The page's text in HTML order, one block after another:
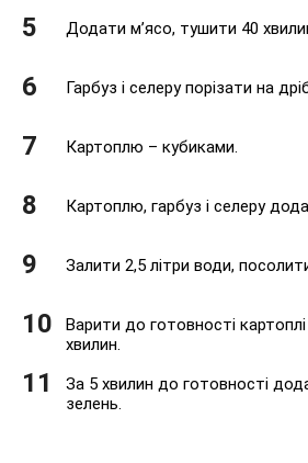
Додати м’ясо, тушити 40
Гарбуз і селеру порізати на
Картоплю – кубиками.
Картоплю, гарбуз і селеру
Залити 2,5 літри води,
Варити до готовності
хвилин.
За 5 хвилин до готовності
зелень.